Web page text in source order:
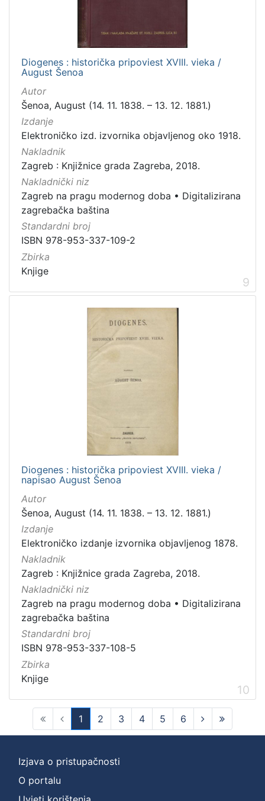
Diogenes : historička pripoviest XVIII. vieka /
August Šenoa
Autor
Šenoa, August (14. 11. 1838. – 13. 12. 1881.)
Izdanje
Elektroničko izd. izvornika objavljenog oko 1918.
Nakladnik
Zagreb : Knjižnice grada Zagreba, 2018.
Nakladnički niz
Zagreb na pragu modernog doba • Digitalizirana
zagrebačka baština
Standardni broj
ISBN 978-953-337-109-2
Zbirka
Knjige
9
Diogenes : historička pripoviest XVIII. vieka /
napisao August Šenoa
Autor
Šenoa, August (14. 11. 1838. – 13. 12. 1881.)
Izdanje
Elektroničko izdanje izvornika objavljenog 1878.
Nakladnik
Zagreb : Knjižnice grada Zagreba, 2018.
Nakladnički niz
Zagreb na pragu modernog doba • Digitalizirana
zagrebačka baština
Standardni broj
ISBN 978-953-337-108-5
Zbirka
Knjige
10
1
(current)
2 3 4 5 6
Izjava o pristupačnosti
O portalu